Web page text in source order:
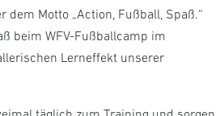
Motto „Action, Fußball, Spaß.“
beim WFV-Fußballcamp im
Lerneffekt unserer